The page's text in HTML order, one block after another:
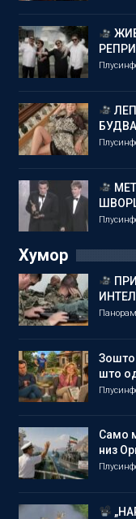
Хумор
што
Само
низ